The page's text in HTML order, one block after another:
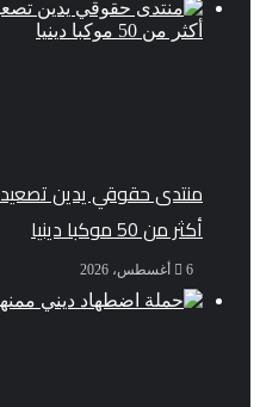
منتدى حقوقي يدين تصعيد
أكثر من 50 موكبا دينيا
6 أغسطس، 2026